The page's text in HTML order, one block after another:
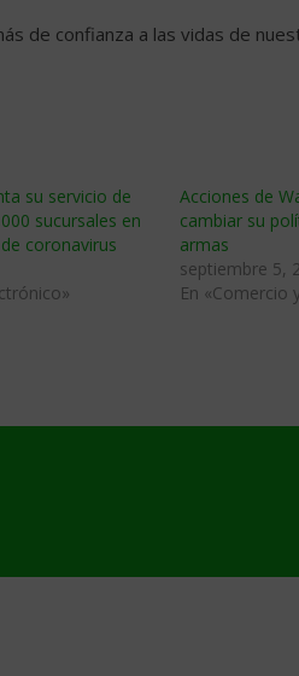
de confianza a las vidas de
su servicio de
sucursales en
coronavirus
Acciones de
cambiar su
armas
septiembre 5,
En «Comercio